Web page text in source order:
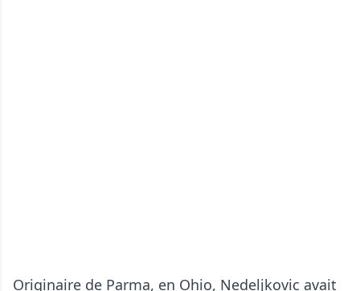
Originaire de Parma, en Ohio, Nedeljkovic avait